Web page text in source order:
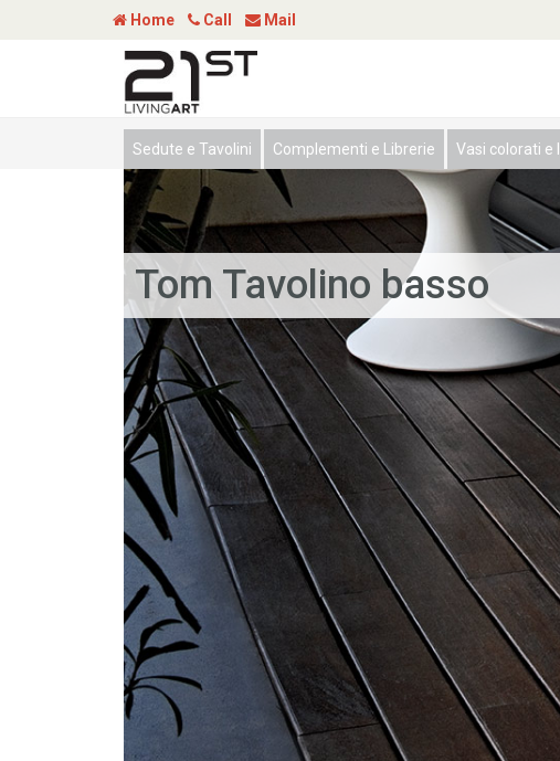
Home Call Mail
Sedute e Tavolini Complementi e Librerie Vasi colorati e
Tom Tavolino basso